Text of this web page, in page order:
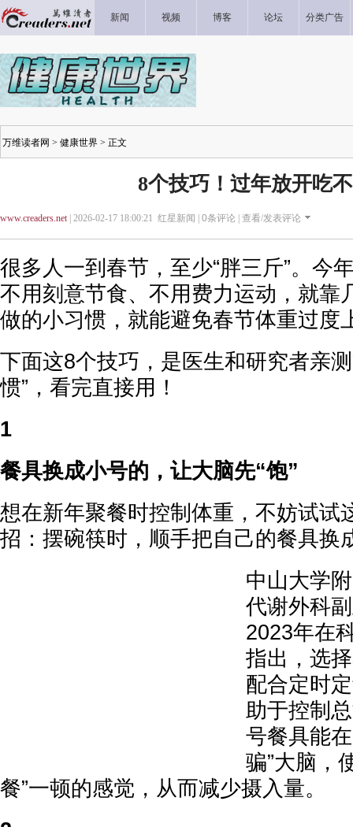
新闻 视频 博客 论坛 分类广告
万维读者网 > 健康世界 > 正文
8个技巧！过年放开吃
www.creaders.net| 2026-02-17 18:00:21 红星新闻 | 0条评论 | 查看/发表评论
很多人一到春节，至少“胖三斤”。今
不用刻意节食、不用费力运动，就靠
做的小习惯，就能避免春节体重过度
下面这8个技巧，是医生和研究者亲
惯”，看完直接用！
1
餐具换成小号的，让大脑先“饱”
想在新年聚餐时控制体重，不妨试试
招：摆碗筷时，顺手把自己的餐具换
中山大学
代谢外科
2023年在
指出，选
配合定时
助于控制
号餐具能
骗”大脑，
餐”一顿的感觉，从而减少摄入量。